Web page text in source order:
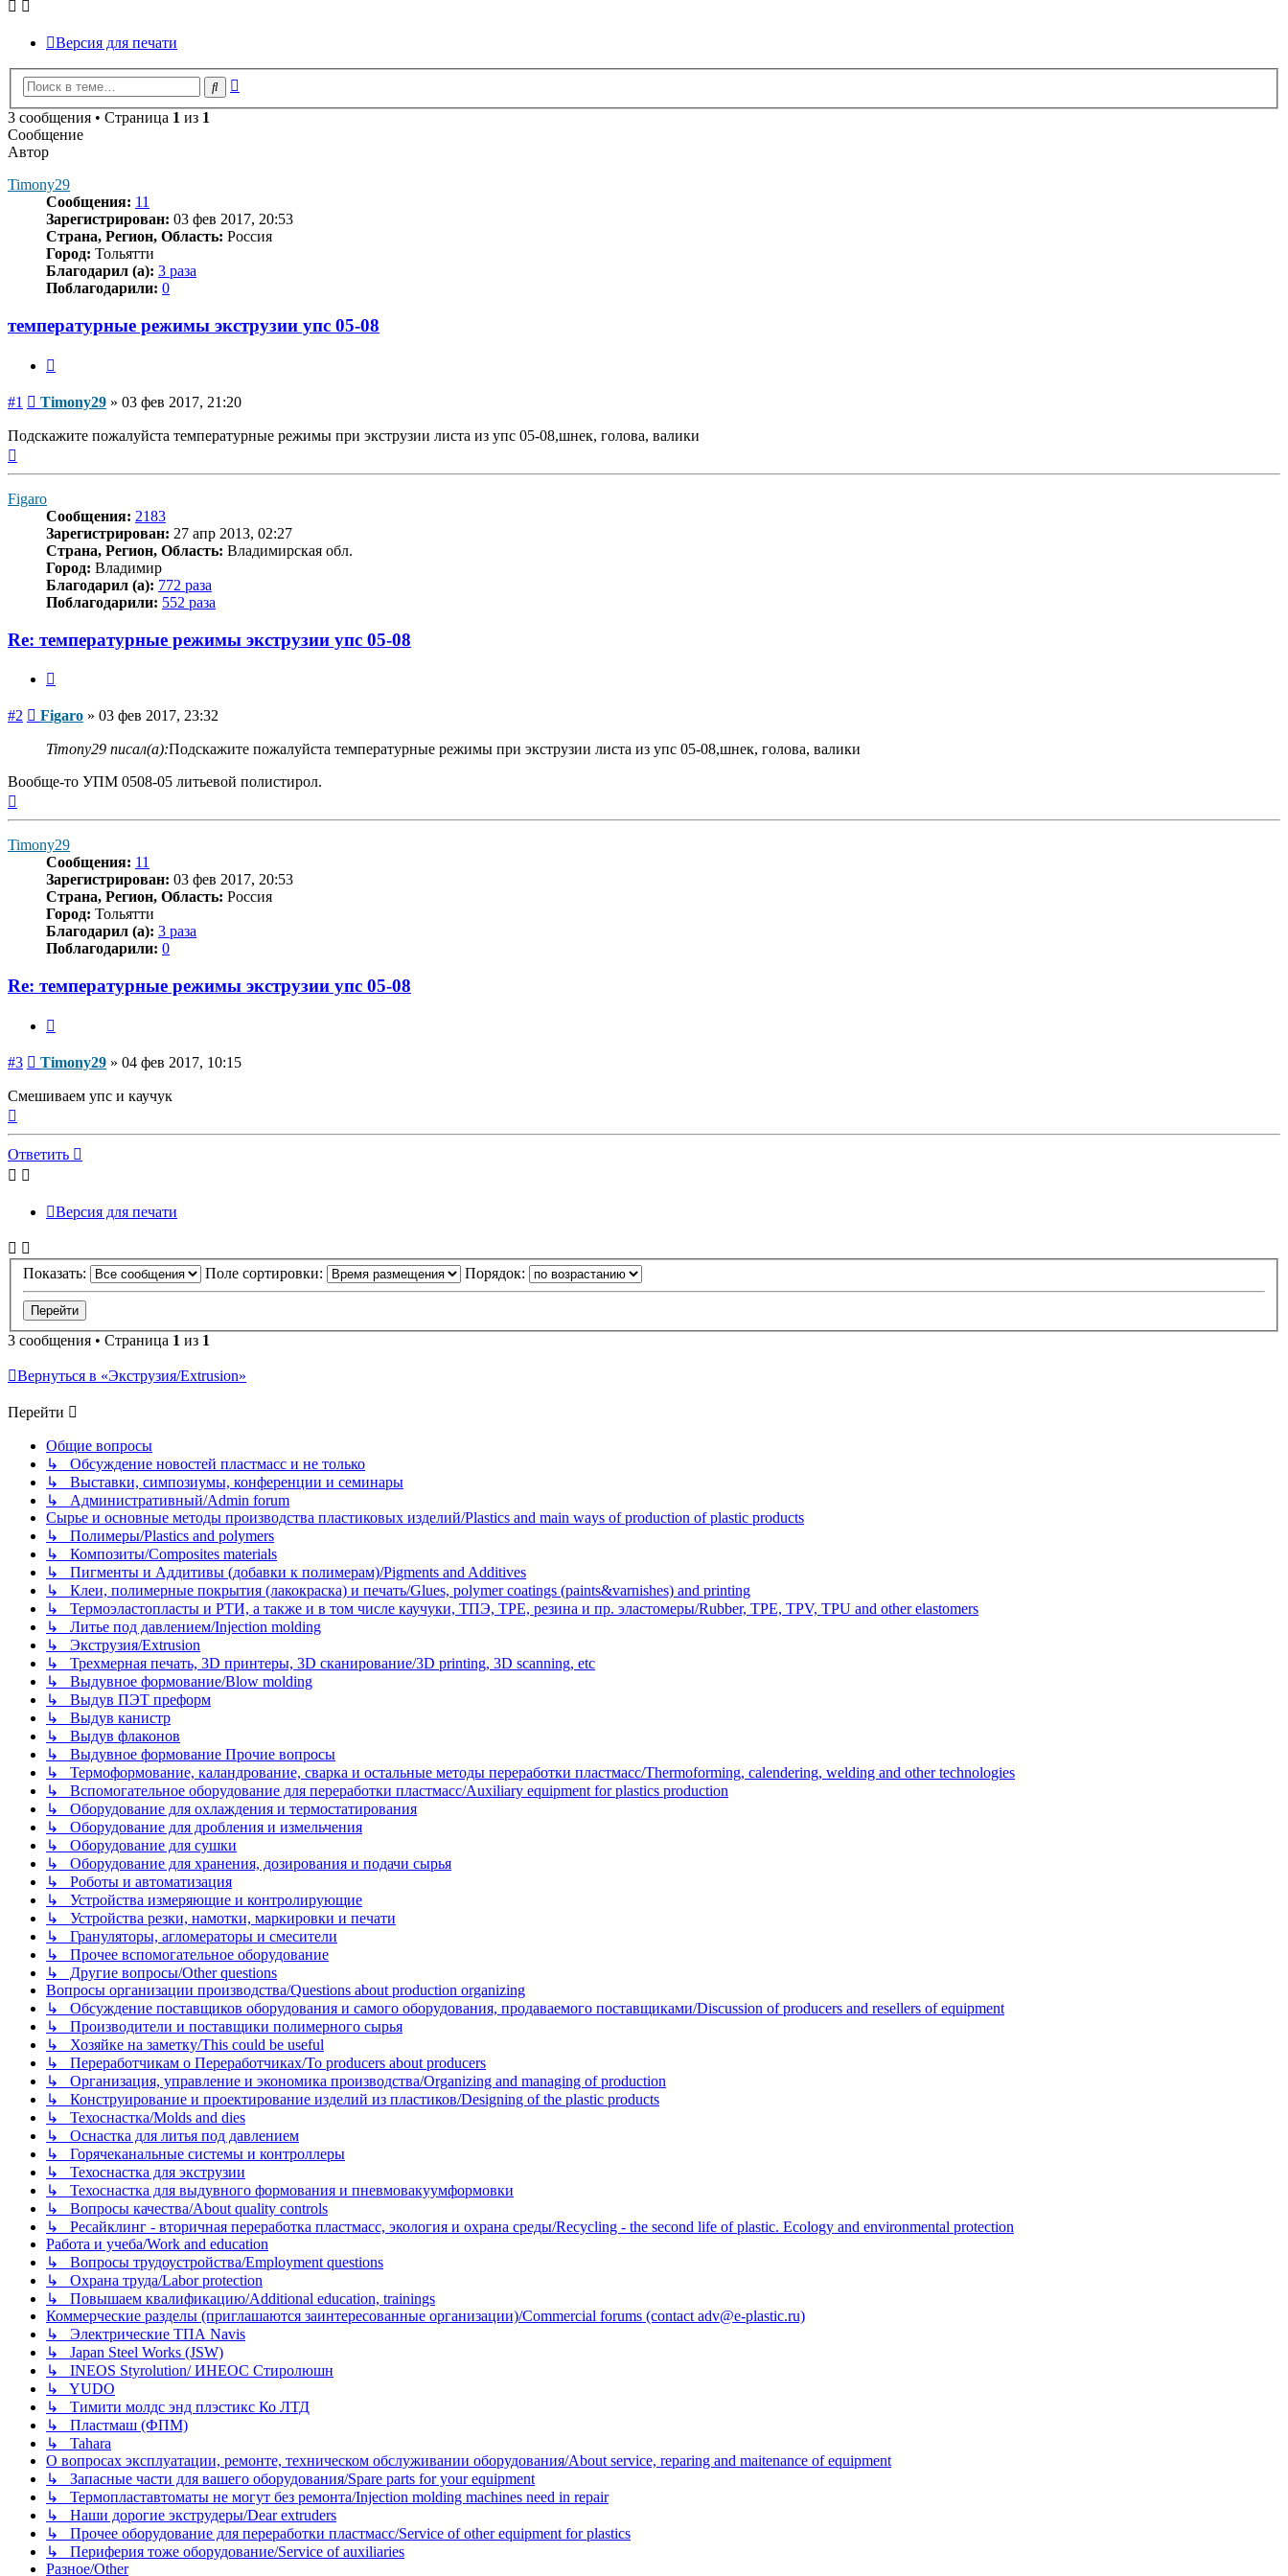
Версия для печати
Поиск
3 сообщения • Страница 1 из 1
Сообщение
Автор
Timony29
Сообщения: 11
Зарегистрирован: 03 фев 2017, 20:53
Страна, Регион, Область: Россия
Город: Тольятти
Благодарил (а): 3 раза
Поблагодарили: 0
температурные режимы экструзии упс 05-08
#1 Сообщение
Timony29 » 03 фев 2017, 21:20
Подскажите пожалуйста температурные режимы при экструзии листа из упс 05-08,шнек, голова, валики
Figaro
Сообщения: 2183
Зарегистрирован: 27 апр 2013, 02:27
Страна, Регион, Область: Владимирская обл.
Город: Владимир
Благодарил (а): 772 раза
Поблагодарили: 552 раза
Re: температурные режимы экструзии упс 05-08
#2 Сообщение
Figaro » 03 фев 2017, 23:32
Timony29 писал(а):Подскажите пожалуйста температурные режимы при экструзии листа из упс 05-08,шнек, голова, валики
Вообще-то УПМ 0508-05 литьевой полистирол.
Timony29
Сообщения: 11
Зарегистрирован: 03 фев 2017, 20:53
Страна, Регион, Область: Россия
Город: Тольятти
Благодарил (а): 3 раза
Поблагодарили: 0
Re: температурные режимы экструзии упс 05-08
#3 Сообщение
Timony29 » 04 фев 2017, 10:15
Смешиваем упс и каучук
началу
Ответить
Версия для печати
Показать: Поле сортировки: Порядок:
3 сообщения • Страница 1 из 1
Вернуться в «Экструзия/Extrusion»
Перейти
Общие вопросы
↳ Обсуждение новостей пластмасс и не только
↳ Выставки, симпозиумы, конференции и семинары
↳ Административный/Admin forum
Сырье и основные методы производства пластиковых изделий/Plastics and main ways of production of plastic products
↳ Полимеры/Plastics and polymers
↳ Композиты/Сomposites materials
↳ Пигменты и Аддитивы (добавки к полимерам)/Pigments and Additives
↳ Клеи, полимерные покрытия (лакокраска) и печать/Glues, polymer coatings (paints&varnishes) and printing
↳ Термоэластопласты и РТИ, а также и в том числе каучуки, ТПЭ, TPE, резина и пр. эластомеры/Rubber, TPE, TPV, TPU and other elastomers
↳ Литье под давлением/Injection molding
↳ Экструзия/Extrusion
↳ Трехмерная печать, 3D принтеры, 3D сканирование/3D printing, 3D scanning, etc
↳ Выдувное формование/Blow molding
↳ Выдув ПЭТ преформ
↳ Выдув канистр
↳ Выдув флаконов
↳ Выдувное формование Прочие вопросы
↳ Термоформование, каландрование, сварка и остальные методы переработки пластмасс/Thermoforming, calendering, welding and other technologies
↳ Вспомогательное оборудование для переработки пластмасс/Auxiliary equipment for plastics production
↳ Оборудование для охлаждения и термостатирования
↳ Оборудование для дробления и измельчения
↳ Оборудование для сушки
↳ Оборудование для хранения, дозирования и подачи сырья
↳ Роботы и автоматизация
↳ Устройства измеряющие и контролирующие
↳ Устройства резки, намотки, маркировки и печати
↳ Грануляторы, агломераторы и смесители
↳ Прочее вспомогательное оборудование
↳ Другие вопросы/Other questions
Вопросы организации производства/Questions about production organizing
↳ Обсуждение поставщиков оборудования и самого оборудования, продаваемого поставщиками/Discussion of producers and resellers of equipment
↳ Производители и поставщики полимерного сырья
↳ Хозяйке на заметку/This could be useful
↳ Переработчикам о Переработчиках/To producers about producers
↳ Организация, управление и экономика производства/Organizing and managing of production
↳ Конструирование и проектирование изделий из пластиков/Designing of the plastic products
↳ Техоснастка/Molds and dies
↳ Оснастка для литья под давлением
↳ Горячеканальные системы и контроллеры
↳ Техоснастка для экструзии
↳ Техоснастка для выдувного формования и пневмовакуумформовки
↳ Вопросы качества/About quality controls
↳ Ресайклинг - вторичная переработка пластмасс, экология и охрана среды/Recycling - the second life of plastic. Ecology and environmental protection
Работа и учеба/Work and education
↳ Вопросы трудоустройства/Employment questions
↳ Охрана труда/Labor protection
↳ Повышаем квалификацию/Additional education, trainings
Коммерческие разделы (приглашаются заинтересованные организации)/Commercial forums (contact adv@e-plastic.ru)
↳ Электрические ТПА Navis
↳ Japan Steel Works (JSW)
↳ INEOS Styrolution/ ИНЕОС Стиролюшн
↳ YUDO
↳ Тимити молдс энд плэстикс Ко ЛТД
↳ Пластмаш (ФПМ)
↳ Tahara
О вопросах эксплуатации, ремонте, техническом обслуживании оборудования/About service, reparing and maitenance of equipment
↳ Запасные части для вашего оборудования/Spare parts for your equipment
↳ Термопластавтоматы не могут без ремонта/Injection molding machines need in repair
↳ Наши дорогие экструдеры/Dear extruders
↳ Прочее оборудование для переработки пластмасс/Service of other equipment for plastics
↳ Периферия тоже оборудование/Service of auxiliaries
Разное/Other